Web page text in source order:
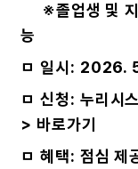
※졸업생 및 지
능
ㅁ 일시:
ㅁ 신청: 누리시
> 바로가기
ㅁ 혜택: 점심